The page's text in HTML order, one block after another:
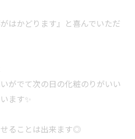
はかどります』と喜んでいただ
がでて次の日の化粧のりがいい
ます✨
ることは出来ます◎